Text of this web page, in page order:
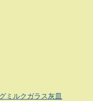
ミルクガラス灰皿